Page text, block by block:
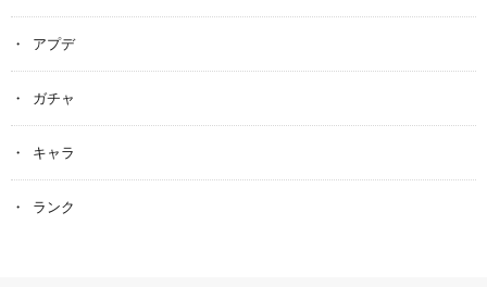
アプデ
ガチャ
キャラ
ランク